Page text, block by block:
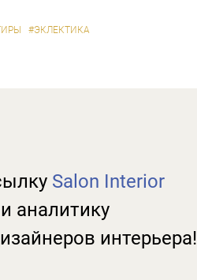
#ЭКЛЕКТИКА
Salon Interior
аналитику
интерьера!